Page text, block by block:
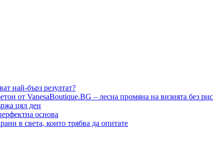
най-бърз резултат?
от VanesaBoutique.BG – лесна промяна на визията без
цял ден
основа
в света, които трябва да опитате